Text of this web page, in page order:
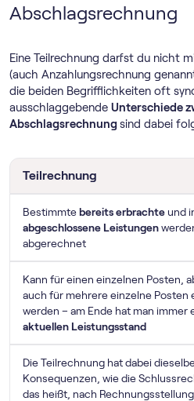
Abschlagsrechnung
Eine Teilrechnung darfst du nicht
(auch Anzahlungsrechnung
die beiden Begrifflichkeiten oft
ausschlaggebende Unterschiede
Abschlagsrechnungsind dabei
Teilrechnung
Bestimmtebereits erbrachte und
abgeschlossene Leistungen
abgerechnet
Kann für einen einzelnen Posten,
auch für mehrere einzelne Posten
werden – am Ende hat man immer
aktuellen Leistungsstand
Die Teilrechnung hat dabei
Konsequenzen, wie die
das heißt, nach